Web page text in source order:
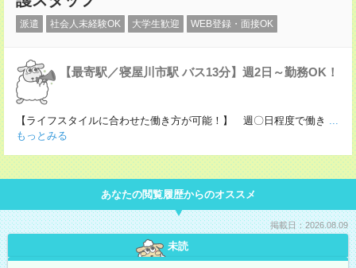
派遣 社会人未経験OK 大学生歓迎 WEB登録・面接OK
【最寄駅／寝屋川市駅 バス13分】週2日～勤務OK！
【ライフスタイルに合わせた働き方が可能！】 週〇日程度で働き ...
もっとみる
あなたの閲覧履歴からのオススメ
掲載日：2026.08.09
未読